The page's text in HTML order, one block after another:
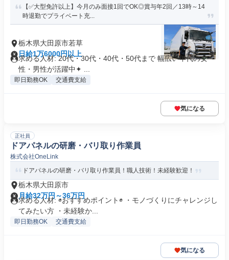
【✅️大型免許以上】今月のみ面接1回でOK◎賞与年2回／13時～14
時退勤でプライベート充...
栃木県大田原市若草
日給1万6000円以上
求める人材: 20代・30代・40代・50代まで 幅広い年代の女
性・男性が活躍中✦ ...
即日勤務OK 交通費支給
気になる
正社員
ドアパネルの研磨・バリ取り作業員
株式会社OneLink
ドアパネルの研磨・バリ取り作業員！職人技術！未経験歓迎！
栃木県大田原市
月給32万円～36万円
求める人材: ◉おすすめポイント◉ ・モノづくりにチャレンジし
てみたい方 ・未経験か...
即日勤務OK 交通費支給
気になる